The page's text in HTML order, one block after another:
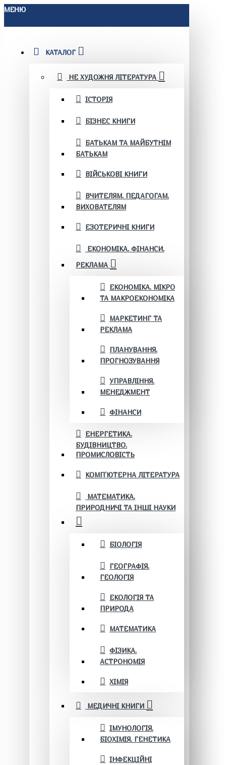
МЕНЮ
КАТАЛОГ
НЕ ХУДОЖНЯ ЛІТЕРАТУРА
ІСТОРІЯ
БІЗНЕС КНИГИ
БАТЬКАМ ТА МАЙБУТНІМ
БАТЬКАМ
ВІЙСЬКОВІ КНИГИ
ВЧИТЕЛЯМ. ПЕДАГОГАМ.
ВИХОВАТЕЛЯМ
ЕЗОТЕРИЧНІ КНИГИ
ЕКОНОМІКА. ФІНАНСИ.
РЕКЛАМА
ЕКОНОМІКА. МІКРО
ТА МАКРОЕКОНОМІКА
МАРКЕТИНГ ТА
РЕКЛАМА
ПЛАНУВАННЯ.
ПРОГНОЗУВАННЯ
УПРАВЛІННЯ.
МЕНЕДЖМЕНТ
ФІНАНСИ
ЕНЕРГЕТИКА.
БУДІВНИЦТВО.
ПРОМИСЛОВІСТЬ
КОМП'ЮТЕРНА ЛІТЕРАТУРА
МАТЕМАТИКА.
ПРИРОДНИЧІ ТА ІНШІ НАУКИ
БІОЛОГІЯ
ГЕОГРАФІЯ.
ГЕОЛОГІЯ
ЕКОЛОГІЯ ТА
ПРИРОДА
МАТЕМАТИКА
ФІЗИКА.
АСТРОНОМІЯ
ХІМІЯ
МЕДИЧНІ КНИГИ
ІМУНОЛОГІЯ.
БІОХІМІЯ. ГЕНЕТИКА
ІНФЕКЦІЙНІ